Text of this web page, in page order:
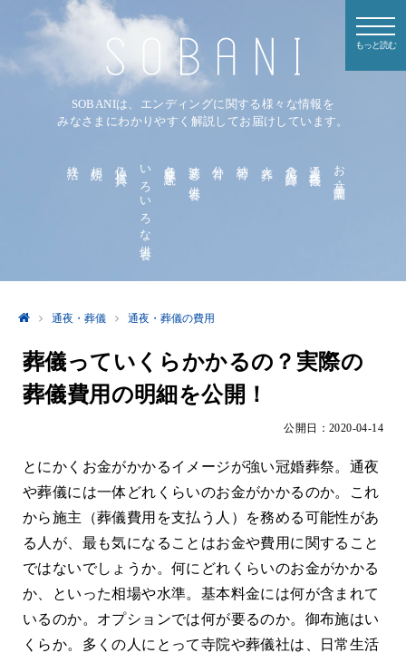
SOBANIは、エンディングに関する様々な情報を
みなさまにわかりやすく解説してお届けしています。
お墓・霊園
法要と供養
各種手続き
いろいろな供養
通夜・葬儀 通夜・葬儀の費用
葬儀っていくらかかるの？実際の
葬儀費用の明細を公開！
公開日：2020-04-14
とにかくお金がかかるイメージが強い冠婚葬祭。通夜
や葬儀には一体どれくらいのお金がかかるのか。これ
から施主（葬儀費用を支払う人）を務める可能性があ
る人が、最も気になることはお金や費用に関すること
ではないでしょうか。何にどれくらいのお金がかかる
か、といった相場や水準。基本料金には何が含まれて
いるのか。オプションでは何が要るのか。御布施はい
くらか。多くの人にとって寺院や葬儀社は、日常生活
もっと読む